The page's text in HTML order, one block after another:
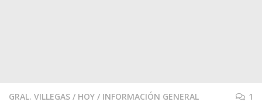
GRAL. VILLEGAS / HOY / INFORMACIÓN GENERAL 1